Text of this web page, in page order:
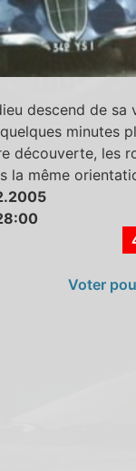
descend de sa
minutes
découverte, les
la même
Voter